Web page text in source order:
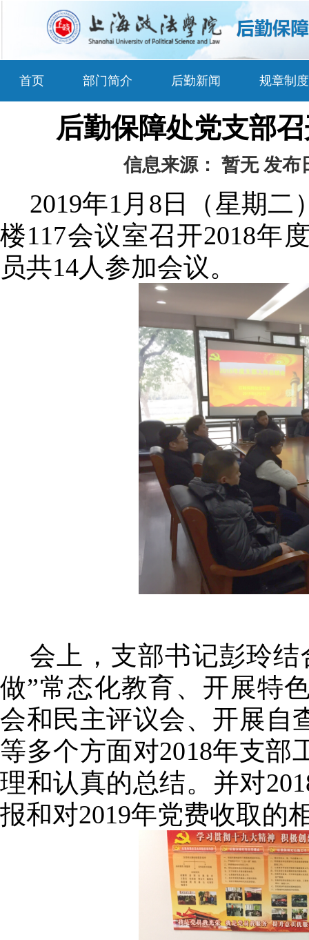
首页 部门简介 后勤新闻 规章制度
后勤保障处党支部
信息来源： 暂无 发布
2019年1月8日（星期
楼117会议室召开2018年
员共14人参加会议。
会上，支部书记彭玲
做”常态化教育、开展特
会和民主评议会、开展自
等多个方面对2018年支部
理和认真的总结。并对
报和对2019年党费收取的